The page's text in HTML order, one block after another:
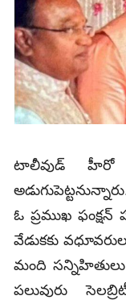
టాలీవుడ్‌ హీరో
ఓ ప్రముఖ
వేడుకకు
మంది
పలువురు